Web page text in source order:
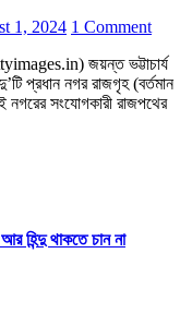
1, 2024 1 Comment
জয়ন্ত ভট্টাচার্য
প্রধান নগর রাজগৃহ (বর্তমান
নগরের সংযোগকারী রাজপথের
হিন্দু থাকতে চান না